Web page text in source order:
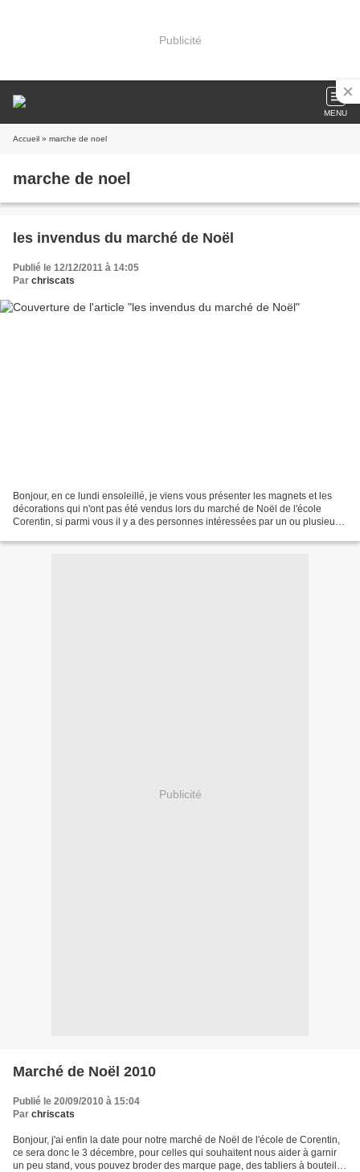
Publicité
MENU
Accueil » marche de noel
marche de noel
les invendus du marché de Noël
Publié le 12/12/2011 à 14:05
Par chriscats
Bonjour, en ce lundi ensoleillé, je viens vous présenter les magnets et les
décorations qui n'ont pas été vendus lors du marché de Noël de l'école
Corentin, si parmi vous il y a des personnes intéressées par un ou plusieurs
Publicité
Marché de Noël 2010
Publié le 20/09/2010 à 15:04
Par chriscats
Bonjour, j'ai enfin la date pour notre marché de Noël de l'école de Corentin,
ce sera donc le 3 décembre, pour celles qui souhaitent nous aider à garnir
un peu stand, vous pouvez broder des marque page, des tabliers à bouteille,